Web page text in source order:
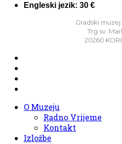
Engleski jezik: 30 €
Gradski
Trg sv.
20260
O Muzeju
Radno Vrijeme
Kontakt
Izložbe